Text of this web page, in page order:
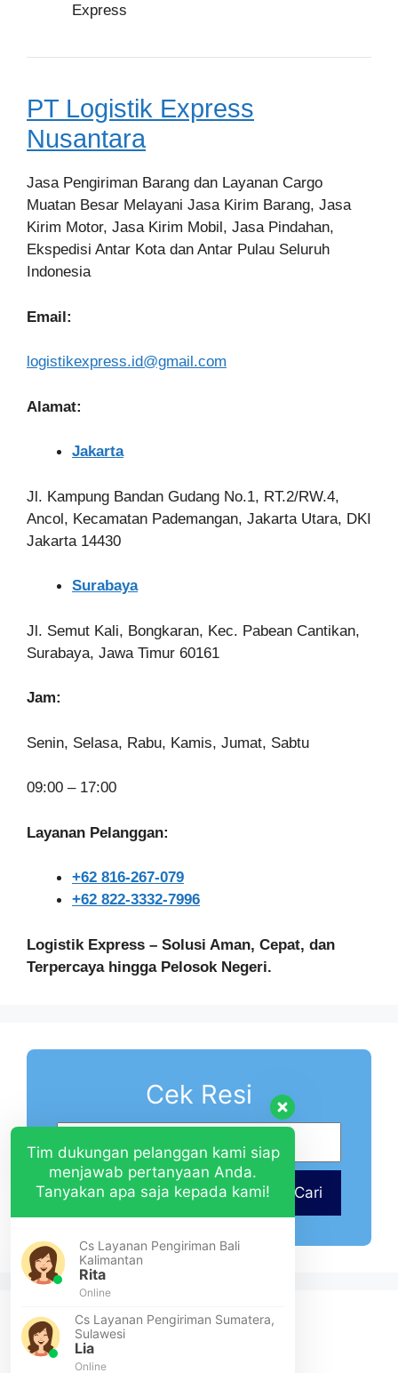
Express
PT Logistik Express
Nusantara
Jasa Pengiriman Barang dan Layanan Cargo
Muatan Besar Melayani Jasa Kirim Barang, Jasa
Kirim Motor, Jasa Kirim Mobil, Jasa Pindahan,
Ekspedisi Antar Kota dan Antar Pulau Seluruh
Indonesia
Email:
logistikexpress.id@gmail.com
Alamat:
Jakarta
Jl. Kampung Bandan Gudang No.1, RT.2/RW.4,
Ancol, Kecamatan Pademangan, Jakarta Utara, DKI
Jakarta 14430
Surabaya
Jl. Semut Kali, Bongkaran, Kec. Pabean Cantikan,
Surabaya, Jawa Timur 60161
Jam:
Senin, Selasa, Rabu, Kamis, Jumat, Sabtu
09:00 – 17:00
Layanan Pelanggan:
+62 816-267-079
+62 822-3332-7996
Logistik Express – Solusi Aman, Cepat, dan
Terpercaya hingga Pelosok Negeri.
Cek Resi
Cari
Tim dukungan pelanggan kami siap
menjawab pertanyaan Anda.
Tanyakan apa saja kepada kami!
Cs Layanan Pengiriman Bali
Kalimantan
Rita
Online
Cs Layanan Pengiriman Sumatera,
Sulawesi
Lia
Online